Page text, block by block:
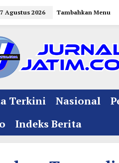
Agustus 2026 Tambahkan Menu
Terkini Nasional
Indeks Berita